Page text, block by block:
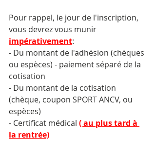
Pour rappel, le jour de l'inscription,
vous devrez vous munir
impérativement:
- Du montant de l'adhésion (chèques
ou espèces) - paiement séparé de la
cotisation
- Du montant de la cotisation
(chèque, coupon SPORT ANCV, ou
espèces)
- Certificat médical ( au plus tard à
la rentrée)